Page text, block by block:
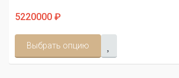
5220000 ₽
Выбрать опцию